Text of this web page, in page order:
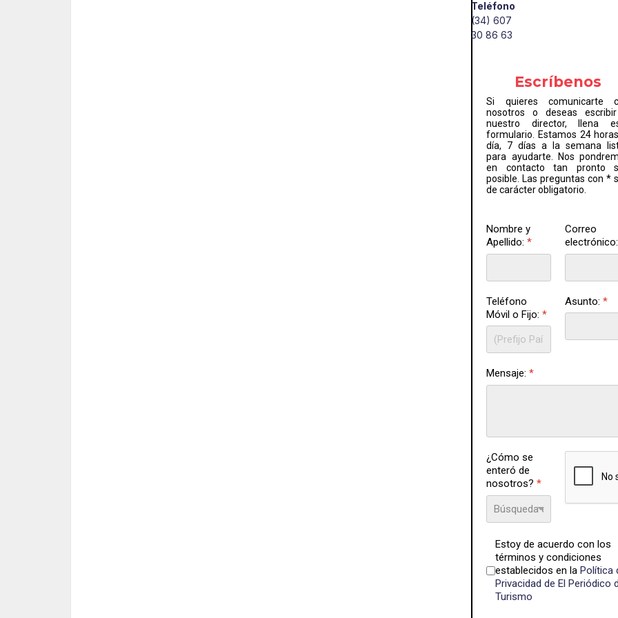
Teléfono
(34) 607
30 86 63
Escríbenos
Si quieres comunicarte
nosotros o deseas
nuestro director, llena
formulario. Estamos 24
día, 7 días a la semana
para ayudarte. Nos
en contacto tan pronto
posible. Las preguntas con *
de carácter obligatorio.
Nombre y
Apellido:*
Correo
Teléfono
Móvil o Fijo:*
Asunto:*
Mensaje:*
¿Cómo se
enteró de
nosotros?*
Términos del
Estoy de acuerdo con los
términos y condiciones
establecidos en laPolítica
Privacidad de El Periódico
Turismo